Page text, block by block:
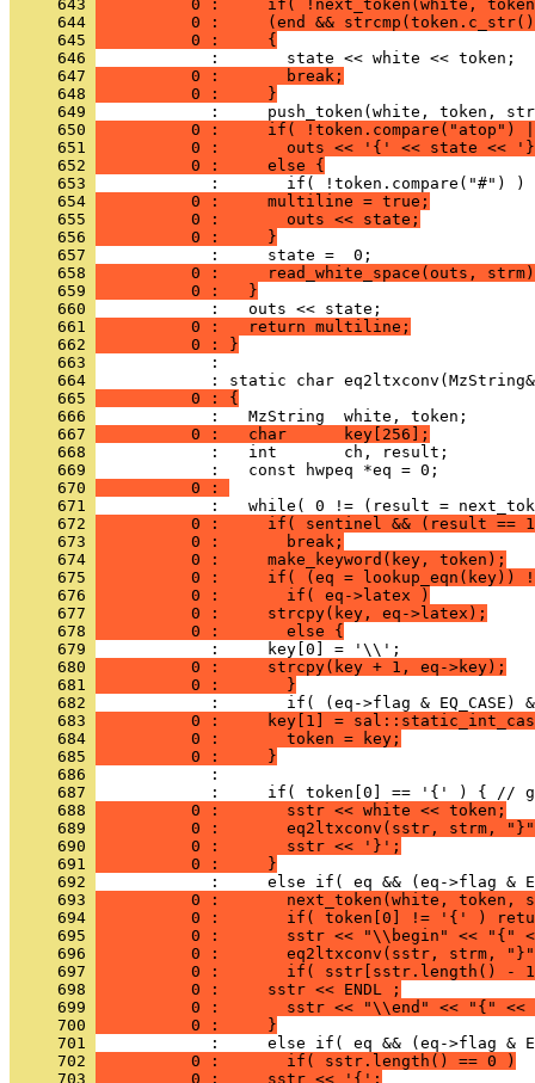
     643
0 :     if( !next_token(white,
     644
0 :     (end &&
     645
          0 :     {
     646
     647
          0 :       break;
     648
          0 :     }
     649
     650
0 :     if( !token.compare("atop")
     651
0 :       outs << '{' << state <<
     652
          0 :     else {
     653
     654
          0 :     multiline = true;
     655
          0 :       outs << state;
     656
          0 :     }
     657
     658
0 :     read_white_space(outs,
     659
          0 :   }
     660
     661
          0 :   return multiline;
     662
          0 : }
     663
            :
     664
     665
          0 : {
     666
     667
          0 :   char      key[256];
     668
     669
     670
          0 :
     671
     672
0 :     if( sentinel && (result ==
     673
          0 :       break;
     674
          0 :     make_keyword(key, token);
     675
0 :     if( (eq = lookup_eqn(key))
     676
          0 :       if( eq->latex )
     677
          0 :     strcpy(key, eq->latex);
     678
          0 :       else {
     679
     680
          0 :     strcpy(key + 1, eq->key);
     681
          0 :       }
     682
     683
0 :     key[1] =
     684
          0 :       token = key;
     685
          0 :     }
     686
     687
     688
          0 :       sstr << white << token;
     689
0 :       eq2ltxconv(sstr, strm,
     690
          0 :       sstr << '}';
     691
          0 :     }
     692
     693
0 :       next_token(white, token,
     694
0 :       if( token[0] != '{' )
     695
0 :       sstr << "\\begin" << "{"
     696
0 :       eq2ltxconv(sstr, strm,
     697
0 :       if( sstr[sstr.length() -
     698
          0 :     sstr << ENDL ;
     699
0 :       sstr << "\\end" << "{" <<
     700
          0 :     }
     701
     702
          0 :       if( sstr.length() == 0 )
     703
          0 :     sstr << '{';